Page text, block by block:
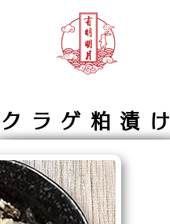
クラゲ粕漬け